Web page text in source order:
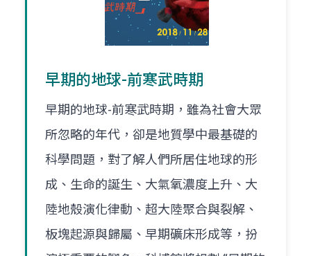
早期的地球-前寒武時期
早期的地球-前寒武時期，雖為社會大眾
所忽略的年代，卻是地質學中最基礎的
科學問題，對了解人們所居住地球的形
成、生命的誕生、大氣氧濃度上升、大
陸地殼演化律動、超大陸聚合與裂解、
板塊起源與歸屬、早期礦床形成等，扮